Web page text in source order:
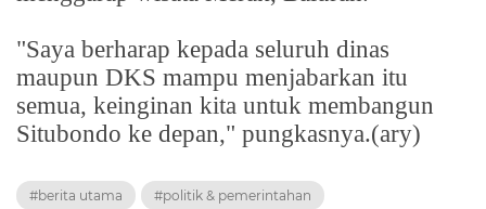
"Saya berharap kepada seluruh dinas
maupun DKS mampu menjabarkan itu
semua, keinginan kita untuk membangun
Situbondo ke depan," pungkasnya.(ary)
#berita utama #politik & pemerintahan